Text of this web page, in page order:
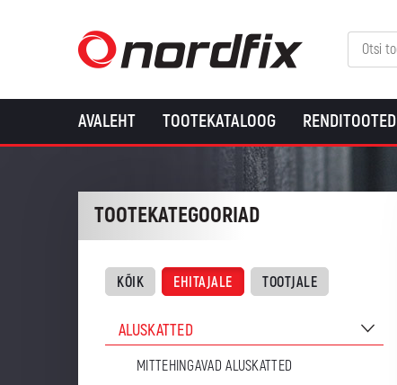
AVALEHT TOOTEKATALOOG RENDITOOTED
TOOTEKATEGOORIAD
KÕIK EHITAJALE TOOTJALE
ALUSKATTED
MITTEHINGAVAD ALUSKATTED